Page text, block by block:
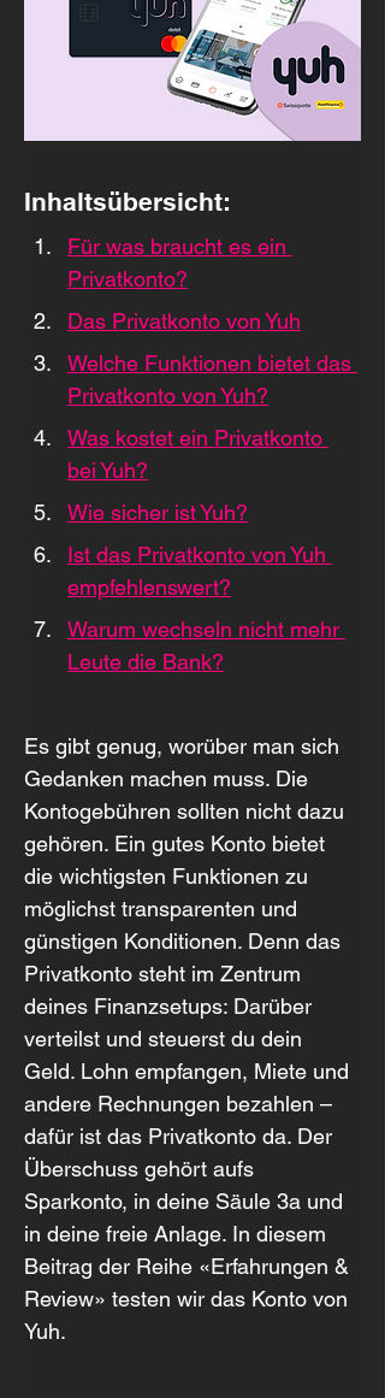
Inhaltsübersicht:
Für was braucht es ein
Privatkonto?
Das Privatkonto von Yuh
Welche Funktionen bietet das
Privatkonto von Yuh?
Was kostet ein Privatkonto
bei Yuh?
Wie sicher ist Yuh?
Ist das Privatkonto von Yuh
empfehlenswert?
Warum wechseln nicht mehr
Leute die Bank?
Es gibt genug, worüber man sich
Gedanken machen muss. Die
Kontogebühren sollten nicht dazu
gehören. Ein gutes Konto bietet
die wichtigsten Funktionen zu
möglichst transparenten und
günstigen Konditionen. Denn das
Privatkonto steht im Zentrum
deines Finanzsetups: Darüber
verteilst und steuerst du dein
Geld. Lohn empfangen, Miete und
andere Rechnungen bezahlen –
dafür ist das Privatkonto da. Der
Überschuss gehört aufs
Sparkonto, in deine Säule 3a und
in deine freie Anlage. In diesem
Beitrag der Reihe «Erfahrungen &
Review» testen wir das Konto von
Yuh.